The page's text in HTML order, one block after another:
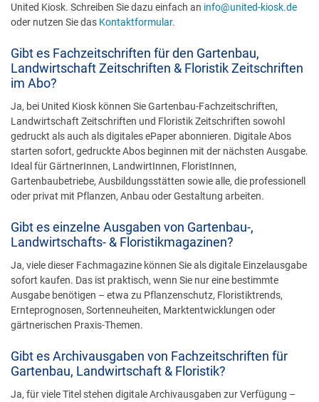
United Kiosk. Schreiben Sie dazu einfach an info@united-kiosk.de
oder nutzen Sie das Kontaktformular.
Gibt es Fachzeitschriften für den Gartenbau,
Landwirtschaft Zeitschriften & Floristik Zeitschriften
im Abo?
Ja, bei United Kiosk können Sie Gartenbau-Fachzeitschriften,
Landwirtschaft Zeitschriften und Floristik Zeitschriften sowohl
gedruckt als auch als digitales ePaper abonnieren. Digitale Abos
starten sofort, gedruckte Abos beginnen mit der nächsten Ausgabe.
Ideal für GärtnerInnen, LandwirtInnen, FloristInnen,
Gartenbaubetriebe, Ausbildungsstätten sowie alle, die professionell
oder privat mit Pflanzen, Anbau oder Gestaltung arbeiten.
Gibt es einzelne Ausgaben von Gartenbau-,
Landwirtschafts- & Floristikmagazinen?
Ja, viele dieser Fachmagazine können Sie als digitale Einzelausgabe
sofort kaufen. Das ist praktisch, wenn Sie nur eine bestimmte
Ausgabe benötigen – etwa zu Pflanzenschutz, Floristiktrends,
Ernteprognosen, Sortenneuheiten, Marktentwicklungen oder
gärtnerischen Praxis-Themen.
Gibt es Archivausgaben von Fachzeitschriften für
Gartenbau, Landwirtschaft & Floristik?
Ja, für viele Titel stehen digitale Archivausgaben zur Verfügung –